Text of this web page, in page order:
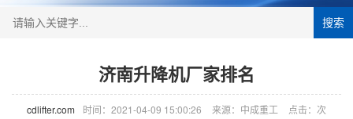
搜索
济南升降机厂家排名
cdlifter.com 时间：2021-04-09 15:00:26 来源：中成重工 点击： 次